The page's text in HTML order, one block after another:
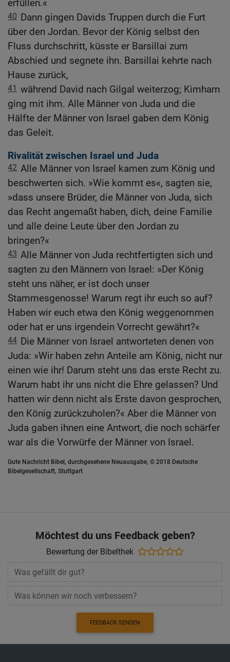
erfüllen.«
40 Dann gingen Davids Truppen durch die Furt
über den Jordan. Bevor der König selbst den
Fluss durchschritt, küsste er Barsillai zum
Abschied und segnete ihn. Barsillai kehrte nach
Hause zurück,
41 während David nach Gilgal weiterzog; Kimham
ging mit ihm. Alle Männer von Juda und die
Hälfte der Männer von Israel gaben dem König
das Geleit.
Rivalität zwischen Israel und Juda
42 Alle Männer von Israel kamen zum König und
beschwerten sich. »Wie kommt es«, sagten sie,
»dass unsere Brüder, die Männer von Juda, sich
das Recht angemaßt haben, dich, deine Familie
und alle deine Leute über den Jordan zu
bringen?«
43 Alle Männer von Juda rechtfertigten sich und
sagten zu den Männern von Israel: »Der König
steht uns näher, er ist doch unser
Stammesgenosse! Warum regt ihr euch so auf?
Haben wir euch etwa den König weggenommen
oder hat er uns irgendein Vorrecht gewährt?«
44 Die Männer von Israel antworteten denen von
Juda: »Wir haben zehn Anteile am König, nicht nur
einen wie ihr! Darum steht uns das erste Recht zu.
Warum habt ihr uns nicht die Ehre gelassen? Und
hatten wir denn nicht als Erste davon gesprochen,
den König zurückzuholen?« Aber die Männer von
Juda gaben ihnen eine Antwort, die noch schärfer
war als die Vorwürfe der Männer von Israel.
Gute Nachricht Bibel, durchgesehene Neuausgabe, © 2018 Deutsche
Bibelgesellschaft, Stuttgart
Möchtest du uns Feedback geben?
Bewertung der Bibelthek
FEEDBACK SENDEN